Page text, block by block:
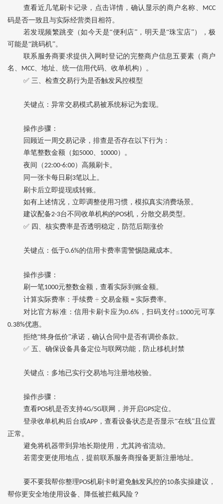
查看近几笔刷卡记录，点击详情，确认显示的‌商户名称、 MCC
码‌是否一致且与实际经营类目相符。
若发现频繁跳变（如今天是“便利店”，明天是“珠宝店”），极
可能是“跳码机”。
联系服务商要求提供入网时登记的 ‌完整商户信息五要素‌（商户
名、 MCC、地址、统一信用代码、收单机构）。
✅ 三、检查交易行为是否触发风控模型
关键点 ‌：异常交易模式易被系统标记为套现。
操作步骤 ‌：
回顾近一周交易记录，排查是否存在以下行为：
单笔整数金额（如5000、 10000）。
夜间（22:00-6:00）高频刷卡。
同一张卡每日刷 3笔以上。
刷卡后立即提现或转账。
如有上述情况，立即调整使用习惯，模拟真实消费场景。
建议配备2-3台不同收单机构的POS机，分散交易类型。
✅ 四、核实费率是否透明稳定，防范后期涨价
关键点 ‌：低于0.6%的信用卡费率需警惕隐藏成本。
操作步骤 ‌：
刷一笔1000元整数金额‌，查看实际到账金额。
计算实际费率：手续费 ÷ 交易金额 = 实际费率。
对比官方标准：信用卡刷卡应为0.6% ‌，扫码支付≤1000元可享‌
0.38%‌优惠。
拒绝“终身低价”承诺，确认合同中是否有调价条款。
✅ 五、确保设备具备定位与联网功能，防止移机封禁
关键点 ‌：多地已实行交易地与注册地校验。
操作步骤 ‌：
查看POS机是否支持4G/5G联网，并开启GPS定位。
登录收单机构后台或APP，查看设备状态是否显示“在线”且位置
正常。
避免将机器带到异地长期使用，尤其跨省流动。
若需变更使用地点，提前联系服务商报备更新注册地址。
要不要我帮你整理POS机刷卡时避免触发风控的10条实操建议‌，
帮你更安全地使用设备、降低被拦截风险？